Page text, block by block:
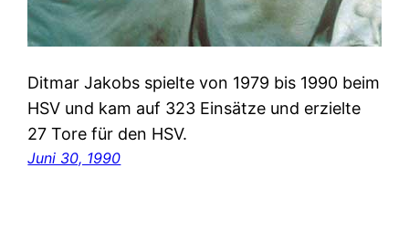
Ditmar Jakobs spielte von 1979 bis 1990 beim
HSV und kam auf 323 Einsätze und erzielte
27 Tore für den HSV.
Juni 30, 1990